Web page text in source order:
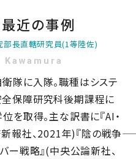
近の事例
長直轄研究員(1等陸佐)
Kawamura
隊に入隊。職種はシステ
保障研究科後期課程に
取得。主な訳書に『AI・
社、2021年)『陰の戦争――
ー戦略』(中央公論新社、